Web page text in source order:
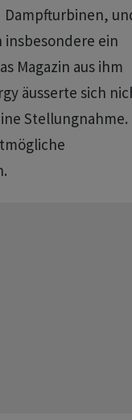
Dampfturbinen,
ein
Magazin aus ihm
äusserte sich
Stellungnahme.